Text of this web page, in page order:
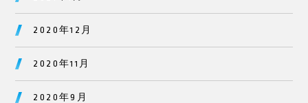
2020年12月
2020年11月
2020年9月